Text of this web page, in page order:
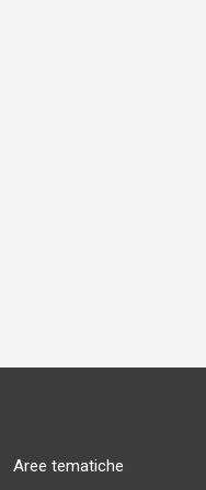
Aree tematiche